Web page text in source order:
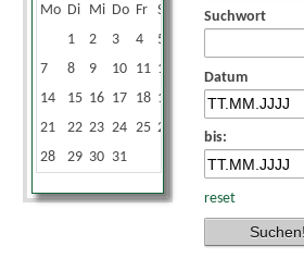
Mo Di Mi Do Fr Sa
1
2 3 4 5
7
8 9 10 11 12
14
15 16 17 18 19
21
22 23 24 25 26
28
29 30 31
Suchwort
Datum
bis:
reset